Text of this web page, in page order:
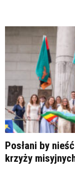
Posłani by
krzyży